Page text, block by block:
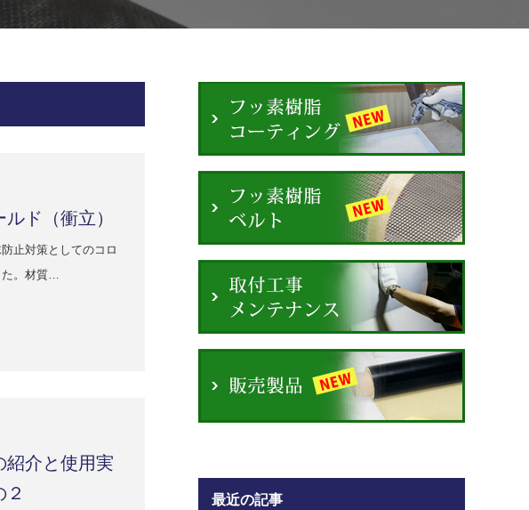
ド（衝立）
止対策としてのコロ
た。材質…
紹介と使用実
最近の記事